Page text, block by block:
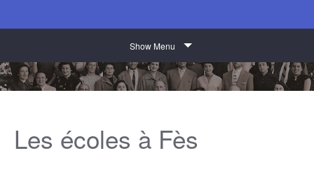
Show Menu
Les écoles à Fès